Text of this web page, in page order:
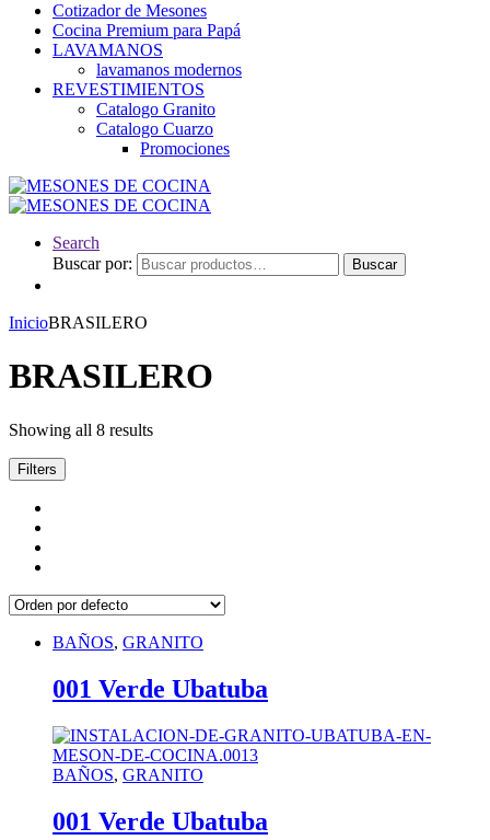
Cotizador de Mesones
Cocina Premium para Papá
LAVAMANOS
lavamanos modernos
REVESTIMIENTOS
Catalogo Granito
Catalogo Cuarzo
Promociones
Search
Buscar por:
Buscar
InicioBRASILERO
BRASILERO
Showing all 8 results
Filters
BAÑOS, GRANITO
001 Verde Ubatuba
BAÑOS, GRANITO
001 Verde Ubatuba